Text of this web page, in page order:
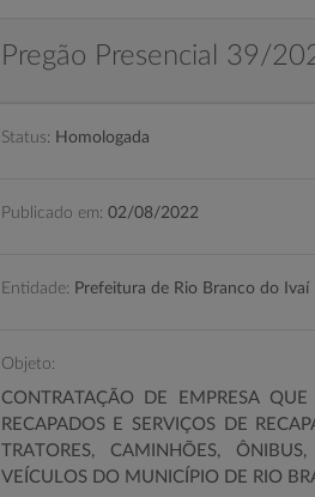
Pregão Presencial 39/
Status: Homologada
Publicado em: 02/08/2022
Entidade: Prefeitura de Rio Branco do Ivaí
Objeto:
CONTRATAÇÃO DE EMPRESA
RECAPADOS E SERVIÇOS DE
TRATORES, CAMINHÕES,
VEÍCULOS DO MUNICÍPIO DE RIO